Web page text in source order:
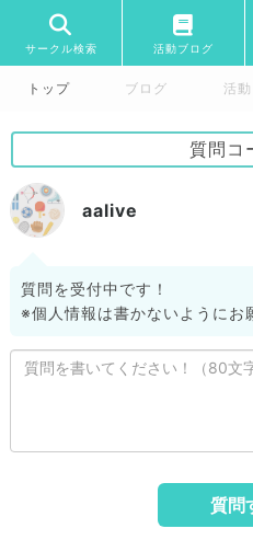
サークル検索 活動ブログ
トップ ブログ 活動
質問コ
aalive
質問を受付中です！
※個人情報は書かないようにお